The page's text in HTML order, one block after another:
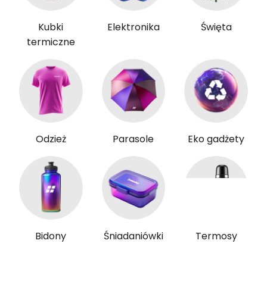
Kubki
termiczne
Elektronika Święta
Odzież Parasole Eko gadżety
Bidony Śniadaniówki Termosy